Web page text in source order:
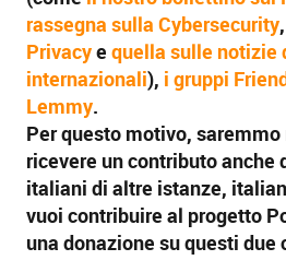
rassegna sulla Cybersecurity,
Privacye quella sulle notizie
internazionali), i gruppi
Lemmy.
Per questo motivo,
ricevere un contributo anche
italiani di altre istanze,
vuoi contribuire al progetto
una donazione su questi due